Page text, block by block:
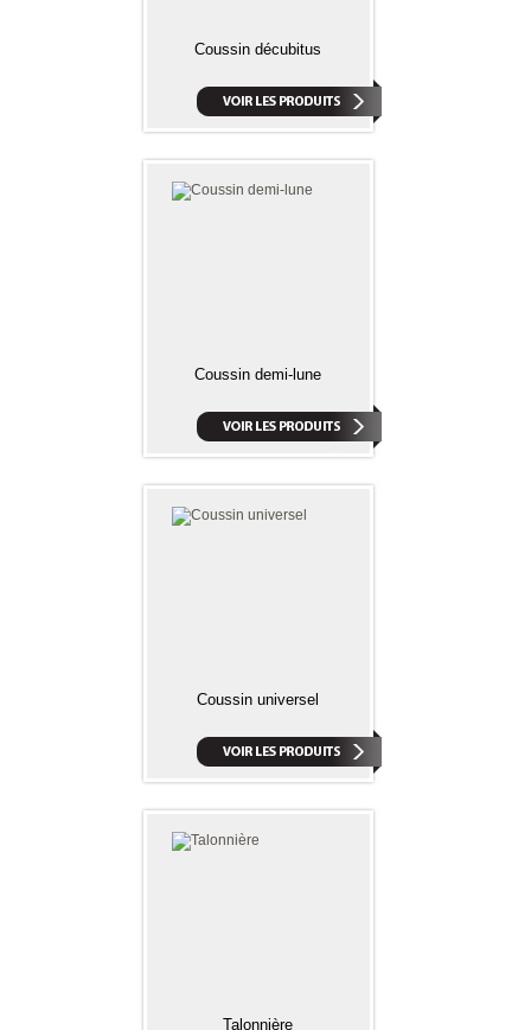
Coussin décubitus
Coussin demi-lune
Coussin universel
Talonnière